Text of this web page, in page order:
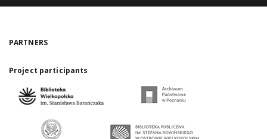
PARTNERS
Project participants